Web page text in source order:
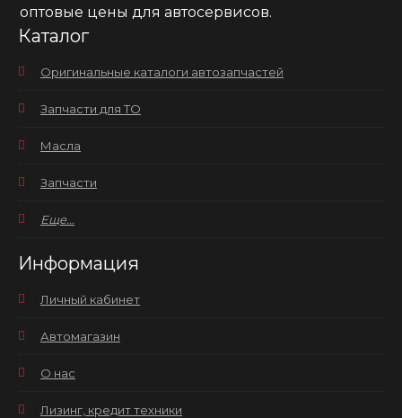
оптовые цены для автосервисов.
Каталог
Оригинальные каталоги автозапчастей
Запчасти для ТО
Масла
Запчасти
Еще...
Информация
Личный кабинет
Автомагазин
О нас
Лизинг, кредит техники